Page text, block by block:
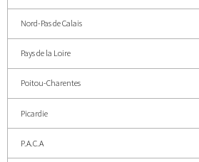
Nord-Pas de Calais
Pays de la Loire
Poitou-Charentes
Picardie
P.A.C.A